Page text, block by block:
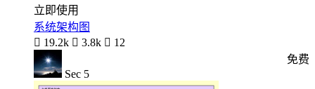
立即使用
系统架构图
 19.2k  3.8k  12
Sec 5
免费